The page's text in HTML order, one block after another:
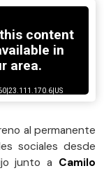
al permanente
sociales desde
junto a Camilo